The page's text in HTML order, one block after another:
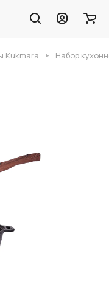
Kukmara Набор